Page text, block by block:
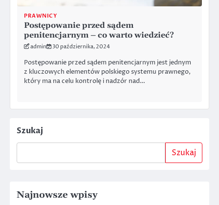
PRAWNICY
Postępowanie przed sądem
penitencjarnym – co warto wiedzieć?
admin 30 października, 2024
Postępowanie przed sądem penitencjarnym jest jednym
z kluczowych elementów polskiego systemu prawnego,
który ma na celu kontrolę i nadzór nad…
Szukaj
Szukaj
Najnowsze wpisy